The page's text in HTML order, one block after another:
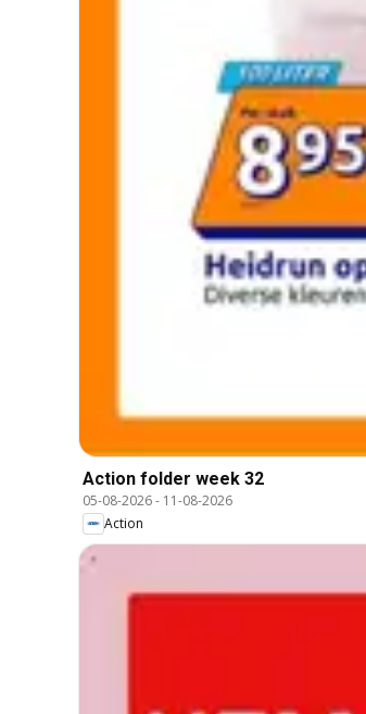
Action folder week 32
05-08-2026- 11-08-2026
Action